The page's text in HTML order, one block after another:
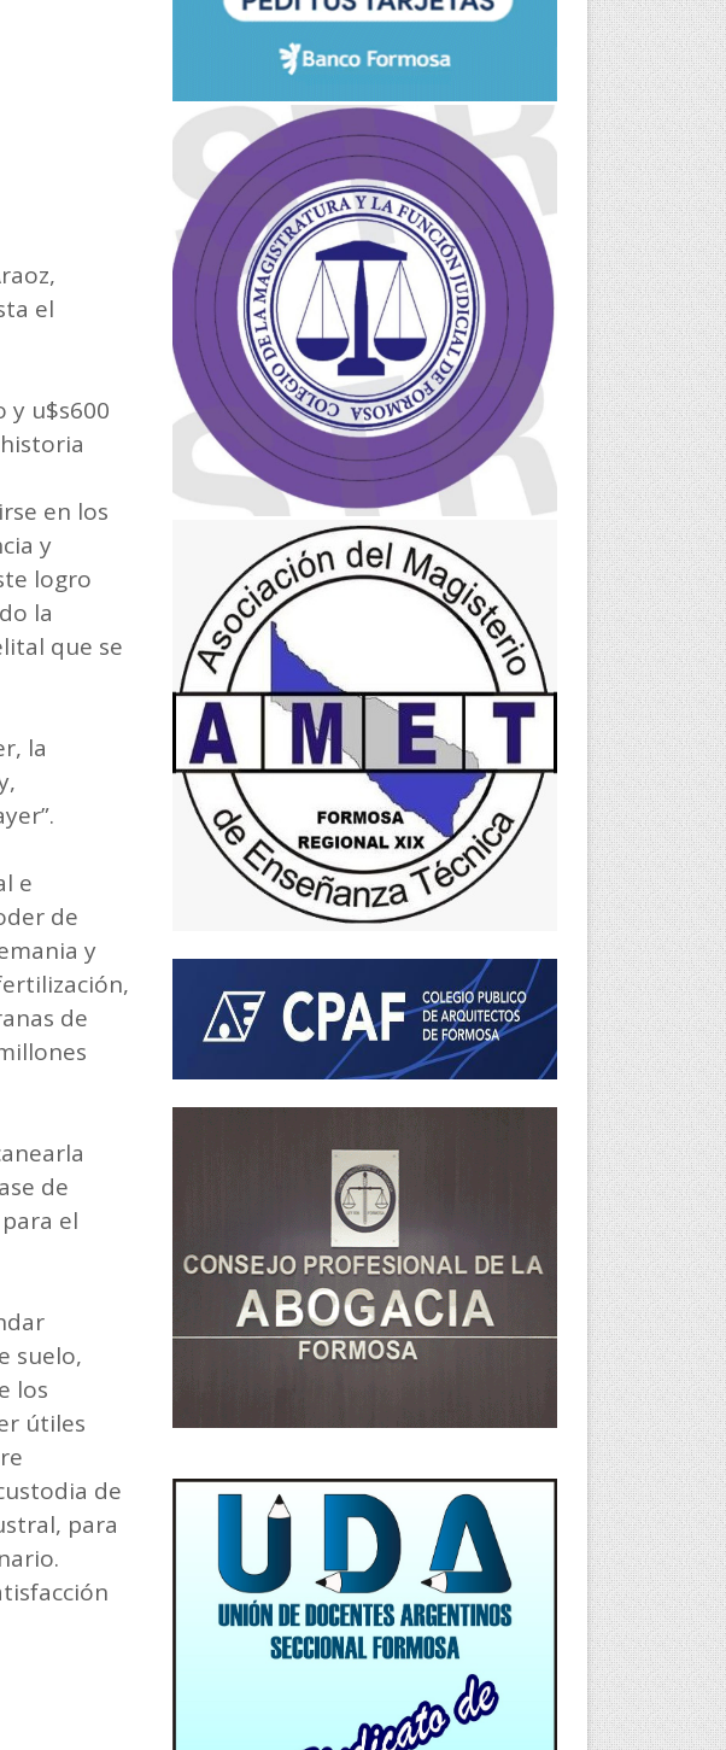
el
y u$s600
en los
y
logro
la
que se
la
e
de
y
de
de
el
suelo,
los
útiles
de
para